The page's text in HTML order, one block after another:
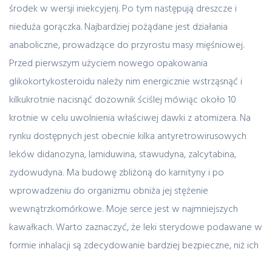
środek w wersji iniekcyjenj. Po tym następują dreszcze i
nieduża gorączka. Najbardziej pożądane jest działania
anaboliczne, prowadzące do przyrostu masy mięśniowej.
Przed pierwszym użyciem nowego opakowania
glikokortykosteroidu należy nim energicznie wstrząsnąć i
kilkukrotnie nacisnąć dozownik ściślej mówiąc około 10
krotnie w celu uwolnienia właściwej dawki z atomizera. Na
rynku dostępnych jest obecnie kilka antyretrowirusowych
leków didanozyna, lamiduwina, stawudyna, zalcytabina,
zydowudyna. Ma budowę zbliżoną do karnityny i po
wprowadzeniu do organizmu obniża jej stężenie
wewnątrzkomórkowe. Moje serce jest w najmniejszych
kawałkach. Warto zaznaczyć, że leki sterydowe podawane w
formie inhalacji są zdecydowanie bardziej bezpieczne, niż ich